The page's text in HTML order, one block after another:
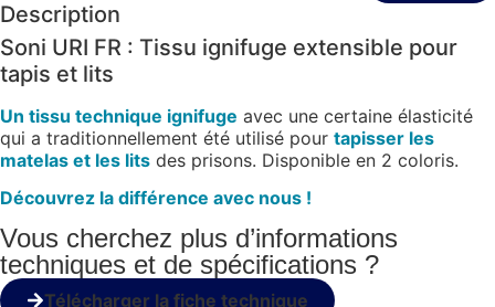
Description
Soni URI FR : Tissu ignifuge extensible pour
tapis et lits
Un tissu technique ignifuge avec une certaine élasticité
qui a traditionnellement été utilisé pour tapisser les
matelas et les lits des prisons. Disponible en 2 coloris.
Découvrez la différence avec nous !
Vous cherchez plus d’informations
techniques et de spécifications ?
Télécharger la fiche technique